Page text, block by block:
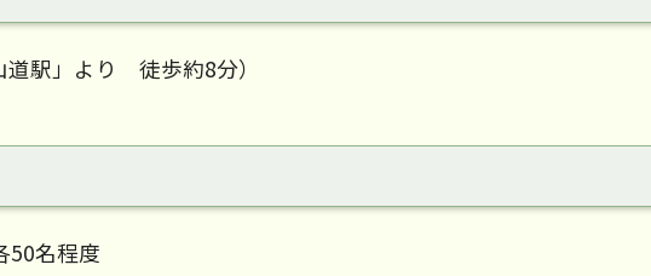
駅」より 徒歩約8分）
名程度